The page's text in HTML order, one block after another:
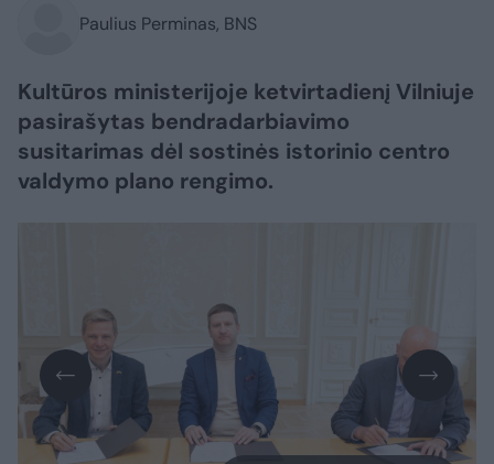
Paulius Perminas, BNS
Kultūros ministerijoje ketvirtadienį Vilniuje
pasirašytas bendradarbiavimo
susitarimas dėl sostinės istorinio centro
valdymo plano rengimo.